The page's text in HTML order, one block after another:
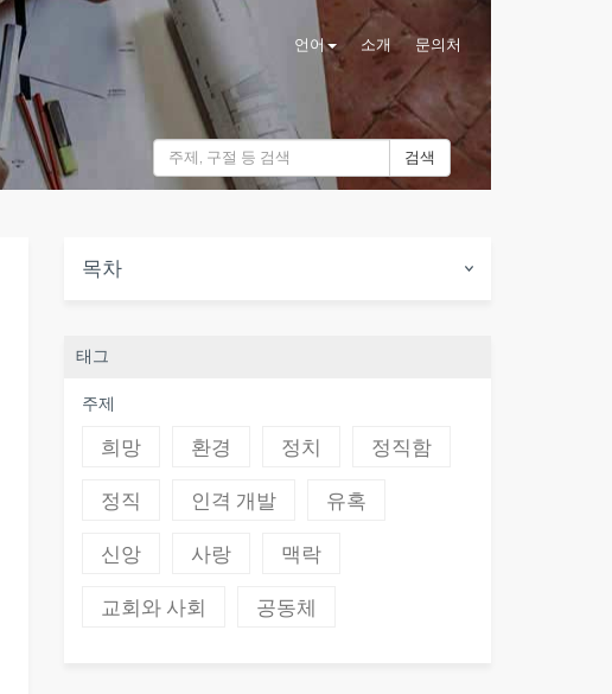
언어 소개 문의처
검색
목차
태그
주제
희망 환경 정치 정직함
정직 인격 개발 유혹
신앙 사랑 맥락
교회와 사회 공동체